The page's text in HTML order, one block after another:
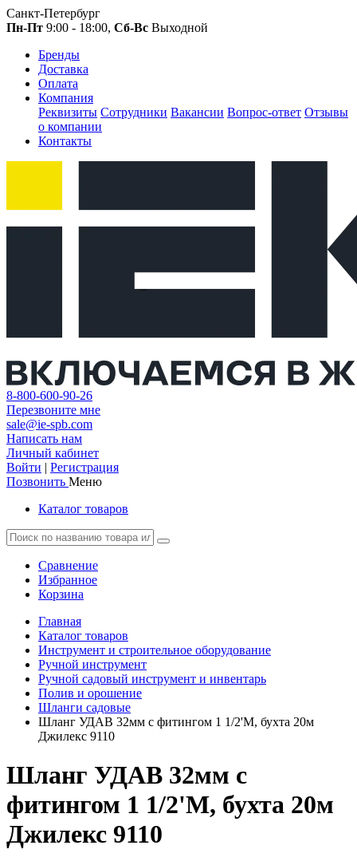
Санкт-Петербург
Пн-Пт 9:00 - 18:00, Сб-Вс Выходной
Бренды
Доставка
Оплата
Компания
Реквизиты Сотрудники Вакансии Вопрос-ответ Отзывы
о компании
Контакты
8-800-600-90-26
Перезвоните мне
sale@ie-spb.com
Написать нам
Личный кабинет
Войти | Регистрация
Позвонить Меню
Каталог товаров
Сравнение
Избранное
Корзина
Главная
Каталог товаров
Инструмент и строительное оборудование
Ручной инструмент
Ручной садовый инструмент и инвентарь
Полив и орошение
Шланги садовые
Шланг УДАВ 32мм с фитингом 1 1/2'M, бухта 20м
Джилекс 9110
Шланг УДАВ 32мм с
фитингом 1 1/2'M, бухта 20м
Джилекс 9110